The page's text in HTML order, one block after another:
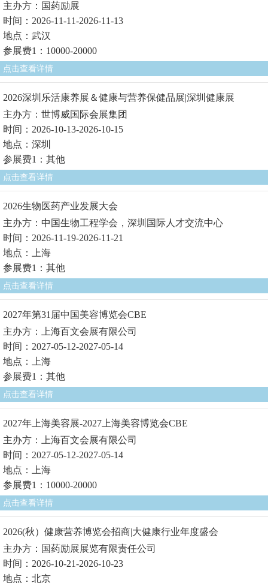
主办方：国药励展
时间：2026-11-11-2026-11-13
地点：武汉
参展费1：10000-20000
点击查看详情
2026深圳乐活康养展＆健康与营养保健品展|深圳健康展
主办方：世博威国际会展集团
时间：2026-10-13-2026-10-15
地点：深圳
参展费1：其他
点击查看详情
2026生物医药产业发展大会
主办方：中国生物工程学会，深圳国际人才交流中心
时间：2026-11-19-2026-11-21
地点：上海
参展费1：其他
点击查看详情
2027年第31届中国美容博览会CBE
主办方：上海百文会展有限公司
时间：2027-05-12-2027-05-14
地点：上海
参展费1：其他
点击查看详情
2027年上海美容展-2027上海美容博览会CBE
主办方：上海百文会展有限公司
时间：2027-05-12-2027-05-14
地点：上海
参展费1：10000-20000
点击查看详情
2026(秋）健康营养博览会招商|大健康行业年度盛会
主办方：国药励展展览有限责任公司
时间：2026-10-21-2026-10-23
地点：北京